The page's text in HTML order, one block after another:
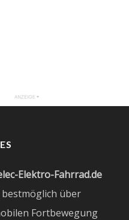
Elektro-Fahrrad.de
über
Fortbewegung